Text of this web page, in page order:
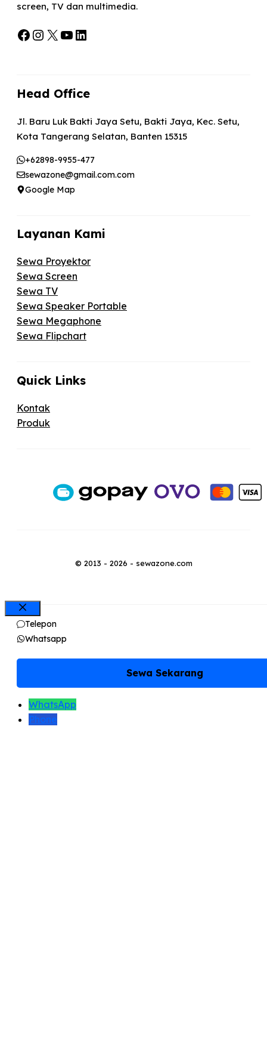
screen, TV dan multimedia.
Facebook
Instagram
X YouTube
LinkedIn
Head Office
Jl. Baru Luk Bakti Jaya Setu, Bakti Jaya, Kec. Setu,
Kota Tangerang Selatan, Banten 15315
+62898-9955-477
sewazone@gmail.com.com
Google Map
Layanan Kami
Sewa Proyektor
Sewa Screen
Sewa TV
Sewa Speaker Portable
Sewa Megaphone
Sewa Flipchart
Quick Links
Kontak
Produk
© 2013 - 2026 - sewazone.com
Close
Telepon
Whatsapp
Sewa Sekarang
WhatsApp
Phone